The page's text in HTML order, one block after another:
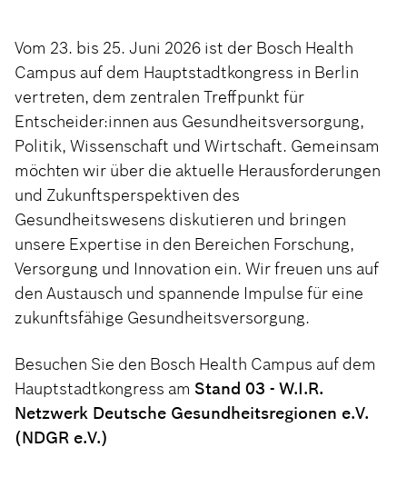
Vom 23. bis 25. Juni 2026 ist der Bosch Health
Campus auf dem Hauptstadtkongress in Berlin
vertreten, dem zentralen Treffpunkt für
Entscheider:innen aus Gesundheitsversorgung,
Politik, Wissenschaft und Wirtschaft. Gemeinsam
möchten wir über die aktuelle Herausforderungen
und Zukunftsperspektiven des
Gesundheitswesens diskutieren und bringen
unsere Expertise in den Bereichen Forschung,
Versorgung und Innovation ein. Wir freuen uns auf
den Austausch und spannende Impulse für eine
zukunftsfähige Gesundheitsversorgung.
Besuchen Sie den Bosch Health Campus auf dem
Hauptstadtkongress am Stand 03 - W.I.R.
Netzwerk Deutsche Gesundheitsregionen e.V.
(NDGR e.V.)